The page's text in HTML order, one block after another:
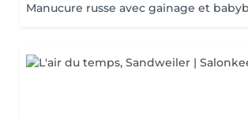
Manucure russe avec gainage et